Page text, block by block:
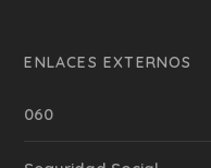
ENLACES EXTERNOS
060